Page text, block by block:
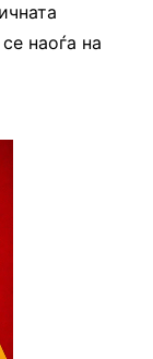
наоѓа на